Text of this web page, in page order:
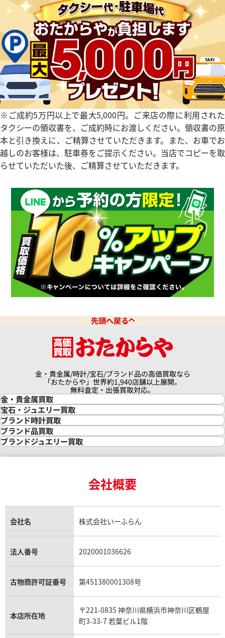
イマー IW354807
格
日時点の参考買取価格です
IWC ポートフィノ IW378302
参考買取価格
354,000 円
※2024年10月27日時点の参考
す
イマー オートマティック
格
日時点の参考買取価格です
IWC アクアタイマー クロノグ
参考買取価格
※2026年3月27日時点の参考
イマー IW354805
格
IWC アクアタイマー
参考買取価格
309,000円
※ご成約5万円以上で最大5,000円。ご来店の際に利用された
タクシーの領収書を、ご成約時にお渡しください。領収書の原
本と引き換えに、ご精算させていただきます。また、お車でお
越しのお客様は、駐車券をご提示ください。当店でコピーを取
らせていただいた後、ご精算させていただきます。
先頭へ戻る
金・貴金属/時計/宝石/ブランド品の高価買取なら
「おたからや」世界約1,940店舗以上展開。
無料査定・出張買取対応。
金・貴金属買取
金買取
金の相場価格情報
金の参考買取価格一覧
インゴット買取
インゴットの相場価格情報
24金買取
金貨買取
貴金属買取
銀・シルバー買取
パラジウム買取
宝石・ジュエリー買取
宝石・ジュエリー買取
ダイヤモンド買取
ダイヤモンド・宝石の参考価格一覧
リング・結婚指輪買取
エメラルド買取
トパーズ買取
タンザナイト買取
キャッツアイ買取
アクアマリン買取
ブランド時計買取
時計買取
ロレックス買取
ロレックス デイトナ買取
ロレックス サブマリーナー買取
ロレックス エクスプローラー買取
ロレックス デイトジャスト買取
パテック フィリップノーチラス買取
ヴァシュロン・コンスタンタン買取
オメガ買取
カルティエ買取
フランク ミュラー買取
リシャール・ミル買取
ブランド品買取
ブランド買取
シャネル マトラッセ買取
セリーヌ買取
プラダ買取
ブランドジュエリー買取
ヴァンクリーフ＆アーペル買取
ショーメ買取
ダミアーニ買取
モーブッサン買取
会社概要
会社名 株式会社いーふらん
法人番号 2020001036626
古物商許可証番号 第451380001308号
本店所在地
〒221-0835 神奈川県横浜市神奈川区鶴屋
町3-33-7 若葉ビル1階